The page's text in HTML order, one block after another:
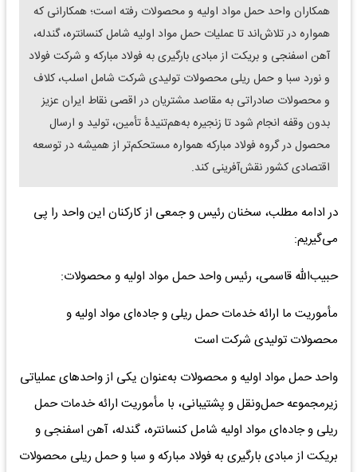
همکاران واحد حمل مواد اولیه و محصولات رفته است؛ همکارانی که
همواره در تلاش‌اند تا عملیات حمل مواد اولیه شامل کنسانتره، گندله،
آهن اسفنجی و بریکت از مبادی بارگیری به فولاد مبارکه و شرکت فولاد
و نورد سبا و حمل ریلی محصولات تولیدی شرکت شامل اسلب، کلاف
و محصولات صادراتی به مقاصد مشتریان در اقصی نقاط ایران عزیز
بدون وقفه انجام شود تا زنجیره به‌هم‌تنیدۀ تأمین، تولید و ارسال
محصول در گروه فولاد مبارکه همواره مستحکم‌تر از همیشه در توسعه
اقتصادی کشور نقش‌آفرینی کند.
در ادامه مطلب، سخنان رئیس و جمعی از کارکنان این واحد را پی
می‌گیریم:
حبیب‌الله قاسمی، رئیس واحد حمل مواد اولیه و محصولات:
مأموریت ما ارائه خدمات حمل ریلی و جاده‌ای مواد اولیه و
محصولات تولیدی شرکت است
واحد حمل مواد اولیه و محصولات به‌عنوان یکی از واحدهای عملیاتی
زیرمجموعه حمل‌ونقل و پشتیبانی، با مأموریت ارائه خدمات حمل
ریلی و جاده‌ای مواد اولیه شامل کنسانتره، گندله، آهن اسفنجی و
بریکت از مبادی بارگیری به فولاد مبارکه و سبا و حمل ریلی محصولات